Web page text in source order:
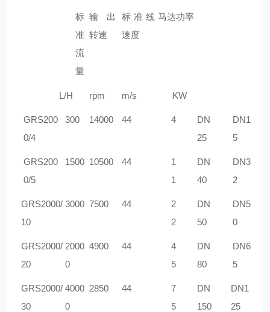
标
准
流
量
输出
转速
标准线
速度
马达功率
L/H rpm m/s KW
GRS200
0/4
300 14000 44 4
DN
25
DN1
5
GRS200
0/5
1500 10500 44
1
1
DN
40
DN3
2
GRS2000/
10
3000 7500 44
2
2
DN
50
DN5
0
GRS2000/
20
2000
0
4900 44
4
5
DN
80
DN6
5
GRS2000/
30
4000
0
2850 44
7
5
DN
150
DN1
25